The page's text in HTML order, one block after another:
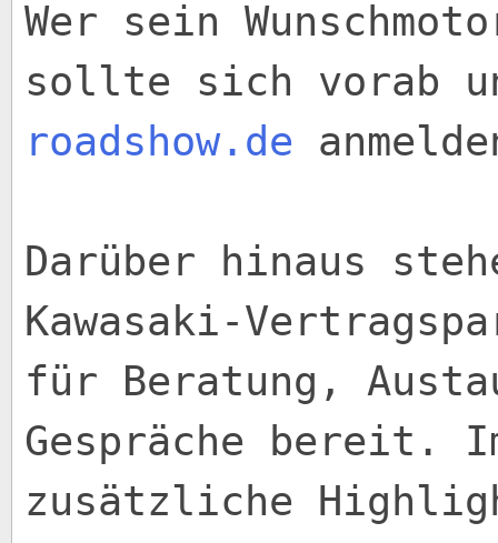
Wer sein
sollte sich vorab
roadshow.de
Darüber hinaus
Kawasaki-
für Beratung,
Gespräche bereit.
zusätzliche